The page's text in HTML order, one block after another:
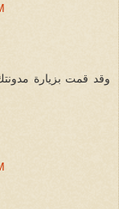
وقد قمت بزيارة